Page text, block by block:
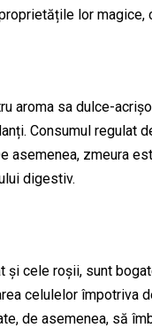
lor magice,
aroma sa dulce-
Consumul regulat
asemenea, zmeura
digestiv.
și cele roșii, sunt
celulelor
de asemenea, să